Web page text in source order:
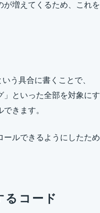
が増えてくるため、これを
う具合に書くことで、
」といった全部を対象にす
きます。
ールできるようにしたため
るコード